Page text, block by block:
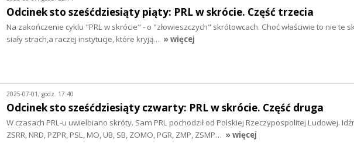
Odcinek sto sześćdziesiąty piąty: PRL w skrócie. Część trzecia
Na zakończenie cyklu "PRL w skrócie" - o "złowieszczych" skrótowcach. Choć właściwie to nie te
siały strach,a raczej instytucje, które kryją… » więcej
2025-07-01, godz. 17:40
Odcinek sto sześćdziesiąty czwarty: PRL w skrócie. Część druga
W czasach PRL-u uwielbiano skróty. Sam PRL pochodził od Polskiej Rzeczypospolitej Ludowej.
ZSRR, NRD, PZPR, PSL, MO, UB, SB, ZOMO, PGR, ZMP, ZSMP… » więcej